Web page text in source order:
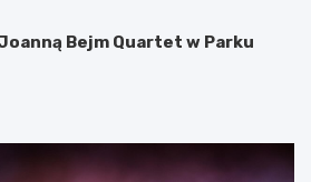
Bejm Quartet w Parku